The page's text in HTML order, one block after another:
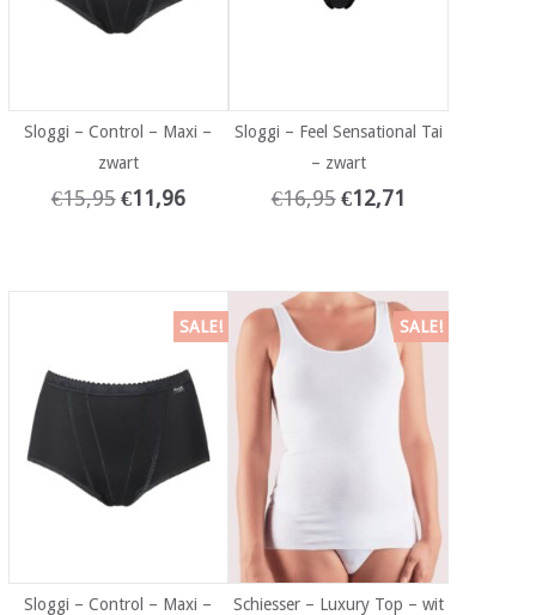
Sloggi – Control – Maxi –
zwart
€15,95 €11,96
Sloggi – Feel Sensational Tai
– zwart
€16,95 €12,71
SALE!
Sloggi – Control – Maxi –
SALE!
Schiesser – Luxury Top – wit